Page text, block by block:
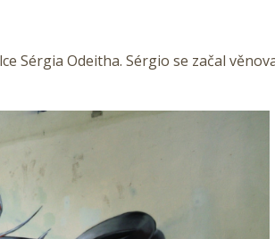
Sérgia Odeitha. Sérgio se začal